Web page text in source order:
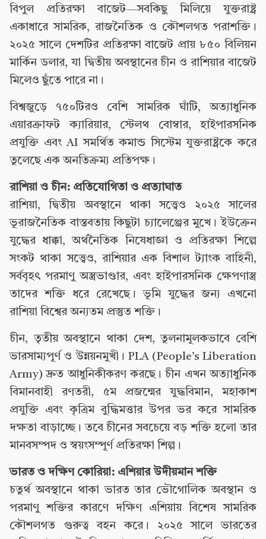
বিপুল প্রতিরক্ষা বাজেট—সবকিছু মিলিয়ে যুক্তরাষ্ট্র
একাধারে সামরিক, রাজনৈতিক ও কৌশলগত পরাশক্তি।
২০২৫ সালে দেশটির প্রতিরক্ষা বাজেট প্রায় ৮৫০ বিলিয়ন
মার্কিন ডলার, যা দ্বিতীয় অবস্থানের চীন ও রাশিয়ার বাজেট
মিলেও ছুঁতে পারে না।
বিশ্বজুড়ে ৭৫০টিরও বেশি সামরিক ঘাঁটি, অত্যাধুনিক
এয়ারক্রাফট ক্যারিয়ার, স্টেলথ বোম্বার, হাইপারসনিক
প্রযুক্তি এবং AI সমর্থিত কমান্ড সিস্টেম যুক্তরাষ্ট্রকে করে
তুলেছে এক অনতিক্রম্য প্রতিপক্ষ।
রাশিয়া ও চীন: প্রতিযোগিতা ও প্রত্যাঘাত
রাশিয়া, দ্বিতীয় অবস্থানে থাকা সত্ত্বেও ২০২৫ সালের
ভূরাজনৈতিক বাস্তবতায় কিছুটা চ্যালেঞ্জের মুখে। ইউক্রেন
যুদ্ধের ধাক্কা, অর্থনৈতিক নিষেধাজ্ঞা ও প্রতিরক্ষা শিল্পে
সংকট থাকা সত্ত্বেও, রাশিয়ার এক বিশাল ট্যাংক বাহিনী,
সর্ববৃহৎ পরমাণু অস্ত্রভাণ্ডার, এবং হাইপারসনিক ক্ষেপণাস্ত্র
তাদের শক্তি ধরে রেখেছে। ভূমি যুদ্ধের জন্য এখনো
রাশিয়া বিশ্বের অন্যতম প্রস্তুত শক্তি।
চীন, তৃতীয় অবস্থানে থাকা দেশ, তুলনামূলকভাবে বেশি
ভারসাম্যপূর্ণ ও উন্নয়নমুখী। PLA (People’s Liberation
Army) দ্রুত আধুনিকীকরণ করছে। চীন এখন অত্যাধুনিক
বিমানবাহী রণতরী, ৫ম প্রজন্মের যুদ্ধবিমান, মহাকাশ
প্রযুক্তি এবং কৃত্রিম বুদ্ধিমত্তার উপর ভর করে সামরিক
দক্ষতা বাড়াচ্ছে। তবে চীনের সবচেয়ে বড় শক্তি হলো তার
মানবসম্পদ ও স্বয়ংসম্পূর্ণ প্রতিরক্ষা শিল্প।
ভারত ও দক্ষিণ কোরিয়া: এশিয়ার উদীয়মান শক্তি
চতুর্থ অবস্থানে থাকা ভারত তার ভৌগোলিক অবস্থান ও
পরমাণু শক্তির কারণে দক্ষিণ এশিয়ায় বিশেষ সামরিক
কৌশলগত গুরুত্ব বহন করে। ২০২৫ সালে ভারতের